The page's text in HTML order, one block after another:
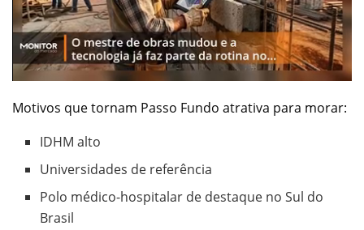
Motivos que tornam Passo Fundo atrativa para morar:
IDHM alto
Universidades de referência
Polo médico-hospitalar de destaque no Sul do
Brasil